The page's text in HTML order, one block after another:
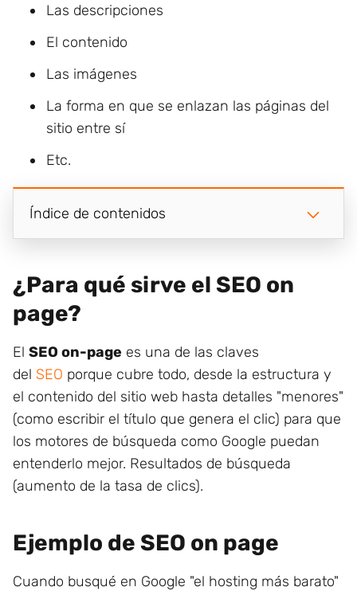
Las descripciones
El contenido
Las imágenes
La forma en que se enlazan las páginas del
sitio entre sí
Etc.
Índice de contenidos
¿Para qué sirve el SEO on
page?
El SEO on-page es una de las claves
del SEO porque cubre todo, desde la estructura y
el contenido del sitio web hasta detalles "menores"
(como escribir el título que genera el clic) para que
los motores de búsqueda como Google puedan
entenderlo mejor. Resultados de búsqueda
(aumento de la tasa de clics).
Ejemplo de SEO on page
Cuando busqué en Google "el hosting más barato"